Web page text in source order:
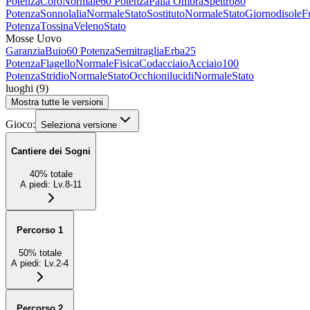
PotenzaSonnolaliaNormaleStatoSostitutoNormaleStatoGiornodisole
PotenzaTossinaVelenoStato
Mosse Uovo
GaranziaBuio60 PotenzaSemitragliaErba25
PotenzaFlagelloNormaleFisicaCodacciaioAcciaio100
PotenzaStridioNormaleStatoOcchionilucidiNormaleStato
luoghi (9)
Mostra tutte le versioni
Gioco: Seleziona versione
Cantiere dei Sogni
40% totale
A piedi: Lv.8-11
Percorso 1
50% totale
A piedi: Lv.2-4